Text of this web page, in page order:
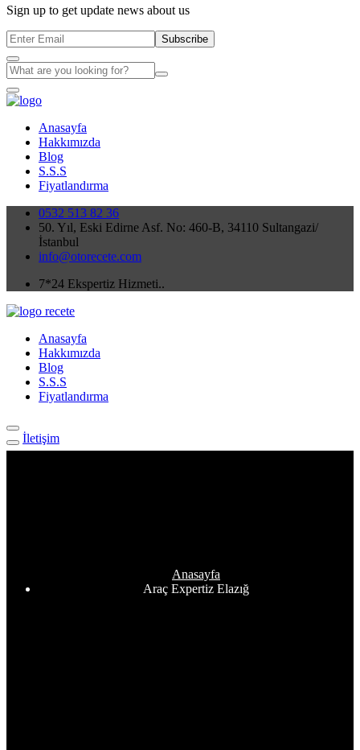
Sign up to get update news about us
Subscribe
Anasayfa
Hakkımızda
Blog
S.S.S
Fiyatlandırma
0532 513 82 36
50. Yıl, Eski Edirne Asf. No: 460-B, 34110 Sultangazi/
İstanbul
info@otorecete.com
7*24 Ekspertiz Hizmeti..
Anasayfa
Hakkımızda
Blog
S.S.S
Fiyatlandırma
İletişim
Anasayfa
Araç Expertiz Elazığ